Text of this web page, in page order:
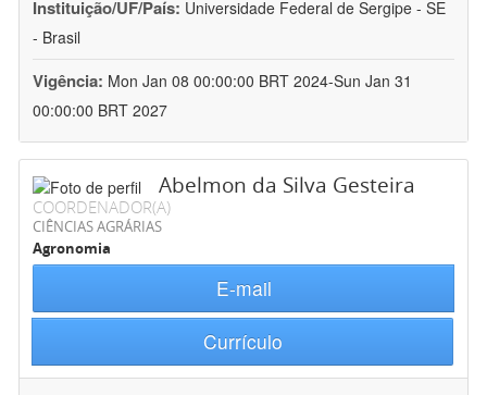
Instituição/UF/País: Universidade Federal de Sergipe - SE
- Brasil
Vigência: Mon Jan 08 00:00:00 BRT 2024-Sun Jan 31
00:00:00 BRT 2027
Abelmon da Silva Gesteira
COORDENADOR(A)
CIÊNCIAS AGRÁRIAS
Agronomia
E-mail
Currículo